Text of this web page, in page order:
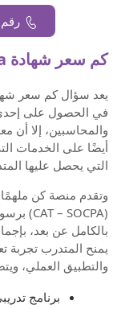
كم سعر شهادة socpa في السعودية؟
في الحصول على إحدى
والمحاسبين، إلا أن
أيضًا على الخدمات
التي يحصل عليها
يمنح المتدرب تجربة
والتطبيق العملي،
برنامج تدريبي